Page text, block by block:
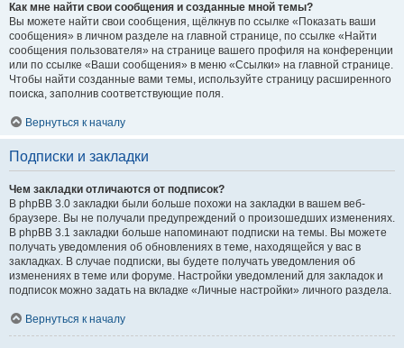
Как мне найти свои сообщения и созданные мной темы?
Вы можете найти свои сообщения, щёлкнув по ссылке «Показать ваши
сообщения» в личном разделе на главной странице, по ссылке «Найти
сообщения пользователя» на странице вашего профиля на конференции
или по ссылке «Ваши сообщения» в меню «Ссылки» на главной странице.
Чтобы найти созданные вами темы, используйте страницу расширенного
поиска, заполнив соответствующие поля.
Вернуться к началу
Подписки и закладки
Чем закладки отличаются от подписок?
В phpBB 3.0 закладки были больше похожи на закладки в вашем веб-
браузере. Вы не получали предупреждений о произошедших изменениях.
В phpBB 3.1 закладки больше напоминают подписки на темы. Вы можете
получать уведомления об обновлениях в теме, находящейся у вас в
закладках. В случае подписки, вы будете получать уведомления об
изменениях в теме или форуме. Настройки уведомлений для закладок и
подписок можно задать на вкладке «Личные настройки» личного раздела.
Вернуться к началу